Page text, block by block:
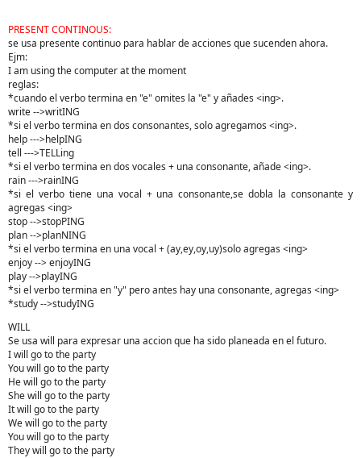
PRESENT CONTINOUS:
se usa presente continuo para hablar de acciones que sucenden ahora.
Ejm:
I am using the computer at the moment
reglas:
*cuando el verbo termina en "e" omites la "e" y añades <ing>.
write -->writING
*si el verbo termina en dos consonantes, solo agregamos <ing>.
help --->helpING
tell --->TELLing
*si el verbo termina en dos vocales + una consonante, añade <ing>.
rain --->rainING
*si el verbo tiene una vocal + una consonante,se dobla la consonante y
agregas <ing>
stop -->stopPING
plan -->planNING
*si el verbo termina en una vocal + (ay,ey,oy,uy)solo agregas <ing>
enjoy --> enjoyING
play -->playING
*si el verbo termina en "y" pero antes hay una consonante, agregas <ing>
*study -->studyING
WILL
Se usa will para expresar una accion que ha sido planeada en el futuro.
I will go to the party
You will go to the party
He will go to the party
She will go to the party
It will go to the party
We will go to the party
You will go to the party
They will go to the party